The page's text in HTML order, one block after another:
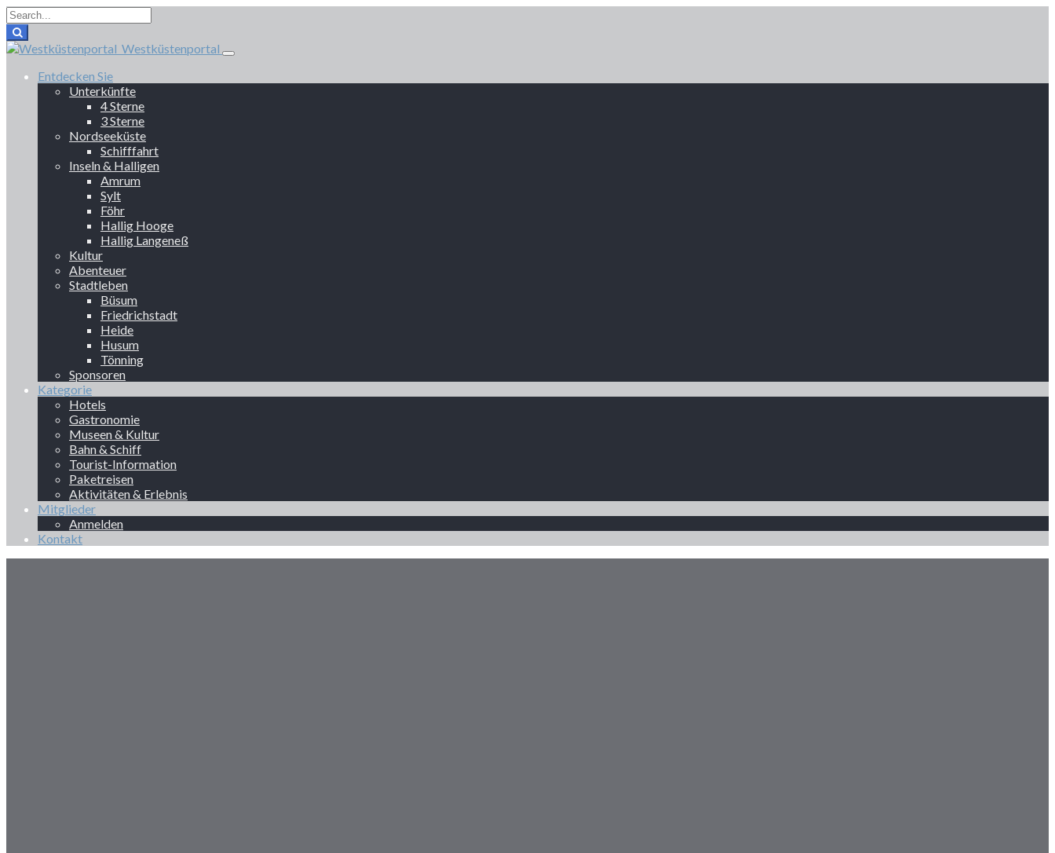
Westküstenportal
Entdecken Sie
Unterkünfte
4 Sterne
3 Sterne
Nordseeküste
Schifffahrt
Inseln & Halligen
Amrum
Sylt
Föhr
Hallig Hooge
Hallig Langeneß
Kultur
Abenteuer
Stadtleben
Büsum
Friedrichstadt
Heide
Husum
Tönning
Sponsoren
Kategorie
Hotels
Gastronomie
Museen & Kultur
Bahn & Schiff
Tourist-Information
Paketreisen
Aktivitäten & Erlebnis
Mitglieder
Anmelden
Kontakt